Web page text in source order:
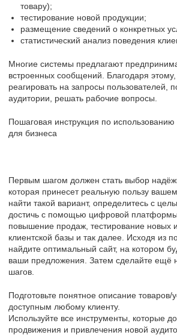
товару);
тестирование новой продукции;
размещение сведений о конкретных
статистический анализ поведения
Многие системы предлагают
встроенных сообщений. Благодаря
реагировать на запросы пользователей,
аудитории, решать рабочие вопросы.
Пошаговая инструкция по
для бизнеса
Первым шагом должен стать выбор
которая принесет реальную пользу
найти такой вариант, определитесь с
достичь с помощью цифровой
повышение продаж, тестирование новых
клиентской базы и так далее. Исходя из
найдите оптимальный сайт, на котором
ваши предложения. Затем сделайте ещё
шагов.
Подготовьте понятное описание товаров/
доступным любому клиенту.
Используйте все инструменты, которые
продвижения и привлечения новой